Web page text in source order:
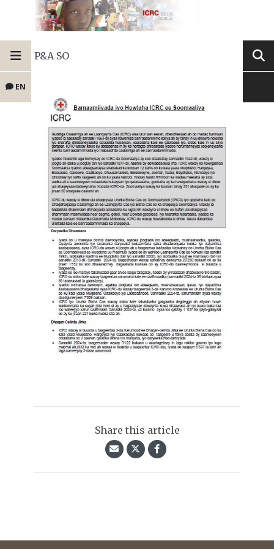
EN
P&A SO
Share this article